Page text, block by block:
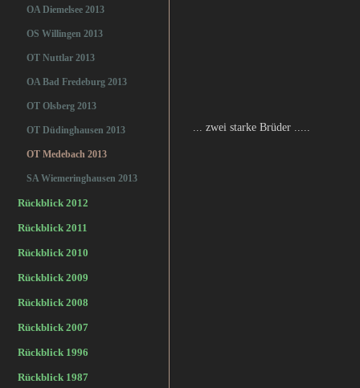
OA Diemelsee 2013
OS Willingen 2013
OT Nuttlar 2013
OA Bad Fredeburg 2013
OT Olsberg 2013
OT Düdinghausen 2013
OT Medebach 2013
SA Wiemeringhausen 2013
Rückblick 2012
Rückblick 2011
Rückblick 2010
Rückblick 2009
Rückblick 2008
Rückblick 2007
Rückblick 1996
Rückblick 1987
... zwei starke Brüder .....